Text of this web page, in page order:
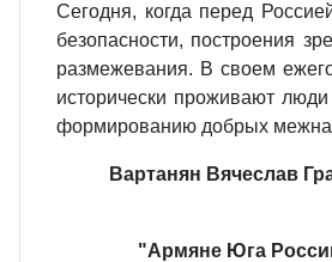
Сегодня, когда перед
безопасности, построения
размежевания. В своем
исторически проживают
формированию добрых
Вартанян Вячеслав
"Армяне Юга